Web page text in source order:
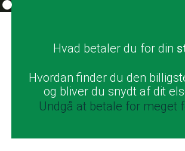
Hvad betaler du for din
Hvordan finder du den
og bliver du snydt af dit
Undgå at betale for meget